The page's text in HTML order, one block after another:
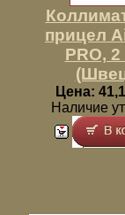
прицел
PRO,
Цена:
Наличие